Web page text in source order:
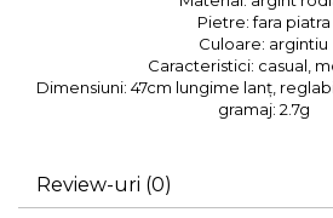
Pietre:fara piatra
Culoare: argintiu
Caracteristici: casual,
Dimensiuni: 47cm lungime lanț,
gramaj: 2.7g
Review-uri (0)